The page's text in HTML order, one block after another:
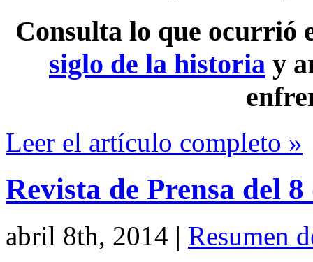
Consulta lo que ocurrió
siglo de la historia y
Leer el artículo completo »
Revista de Prensa del
abril 8th, 2014 | Resumen